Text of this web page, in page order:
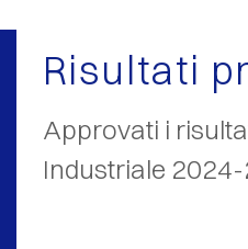
Risultati
Approvati i
Industriale